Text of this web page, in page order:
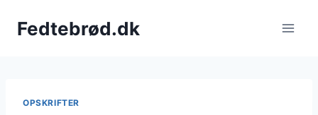
Fedtebrød.dk
OPSKRIFTER